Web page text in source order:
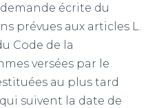
écrite du
prévues aux articles L.
Code de la
versées par le
au plus tard
suivent la date de